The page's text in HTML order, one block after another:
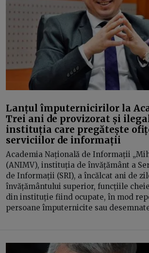
Lanțul împuternicirilor la
Trei ani de provizorat și
instituția care pregătește
serviciilor de informații
Academia Națională de Informații
(ANIMV), instituția de învățământ a
de Informații (SRI), a încălcat ani de
învățământului superior, funcțiile
din instituție fiind ocupate, în mod
persoane împuternicite sau